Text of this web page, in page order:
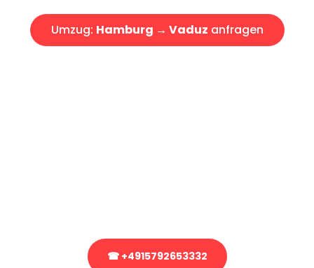
Umzug: Hamburg → Vaduz anfragen
☎ +4915792653332